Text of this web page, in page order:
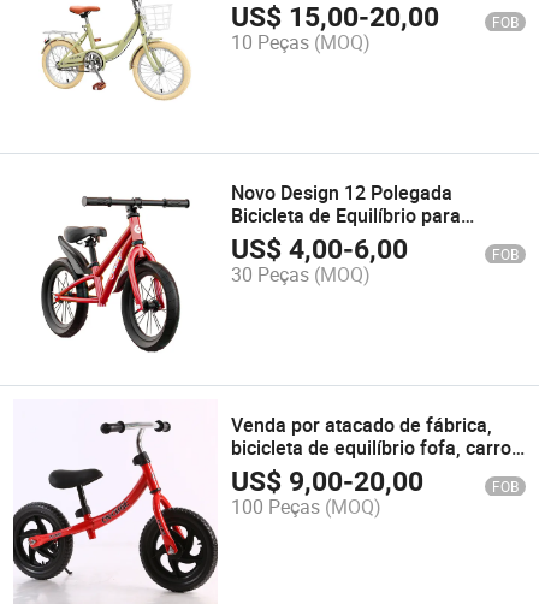
Meninos para Crianças
US$ 15,00-20,00 FOB
10 Peças (MOQ)
Novo Design 12 Polegada
Bicicleta de Equilíbrio para
Crianças / Bicicleta de Equilíbrio
em Liga de Magnésio para
Crianças com Pedais
US$4,00-6,00 FOB
30 Peças (MOQ)
Venda por atacado de fábrica,
bicicleta de equilíbrio fofa, carro
para crianças, brinquedos de
scooter
US$ 9,00-20,00 FOB
100 Peças (MOQ)